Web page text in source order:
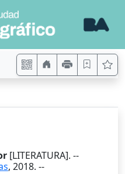
[LITERATURA]. --
, 2018. --